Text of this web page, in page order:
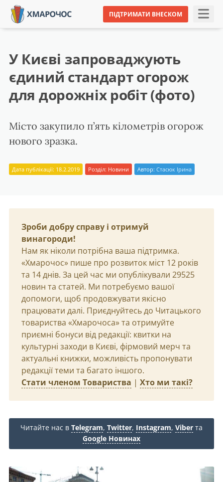
ПІДТРИМАТИ ВНЕСКОМ
У Києві запроваджують
єдиний стандарт огорож
для дорожніх робіт (фото)
Місто закупило п’ять кілометрів огорож
нового зразка.
Дата публікації: 18.2.2019 Розділ: Новини Автор: Стасюк Ірина
Зроби добру справу і отримуй
винагороди!
Нам як ніколи потрібна ваша підтримка.
«Хмарочос» пише про розвиток міст 12 років
та 14 днів. За цей час ми опублікували 29525
новин та статей. Ми потребуємо вашої
допомоги, щоб продовжувати якісно
працювати далі. Приєднуйтесь до Читацького
товариства «Хмарочоса» та отримуйте
приємні бонуси від редакції: квитки на
культурні заходи в Києві, фірмовий мерч та
актуальні книжки, можливість пропонувати
редакції теми та багато іншого.
Стати членом Товариства | Хто ми такі?
Читайте нас в Telegram, Twitter, Instagram, Viber та
Google Новинах